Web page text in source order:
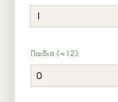
Παιδιά (<12):
Θεμιστοκλέους 5, Νέος
info@villaparaschou.gr